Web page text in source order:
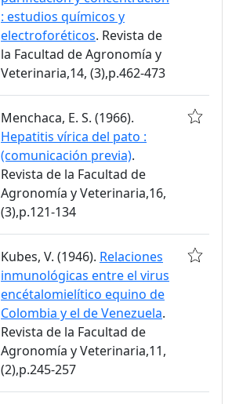
: estudios químicos y
electroforéticos. Revista de
la Facultad de Agronomía y
Veterinaria,14, (3),p.462-473
Menchaca, E. S. (1966).
Hepatitis vírica del pato :
(comunicación previa).
Revista de la Facultad de
Agronomía y Veterinaria,16,
(3),p.121-134
Kubes, V. (1946). Relaciones
inmunológicas entre el virus
encétalomielítico equino de
Colombia y el de Venezuela.
Revista de la Facultad de
Agronomía y Veterinaria,11,
(2),p.245-257